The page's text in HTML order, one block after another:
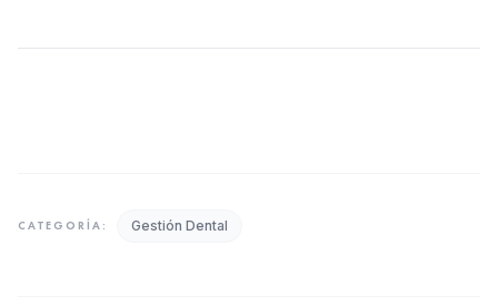
CATEGORÍA: Gestión Dental